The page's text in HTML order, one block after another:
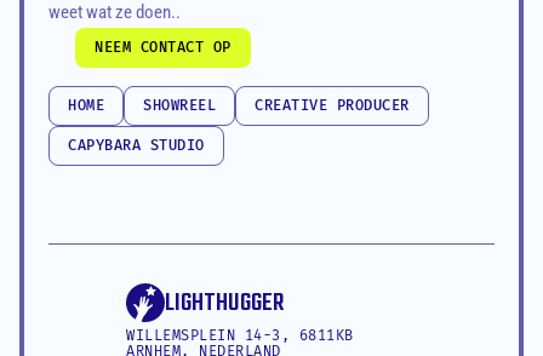
weet wat ze doen..
NEEM CONTACT OP
HOME
HOME
SHOWREEL
SHOWREEL
CREATIVE PRODUCER
CREATIVE PRODUCER
CAPYBARA STUDIO
CAPYBARA STUDIO
LIGHTHUGGER
WILLEMSPLEIN 14-3, 6811KB
ARNHEM, NEDERLAND